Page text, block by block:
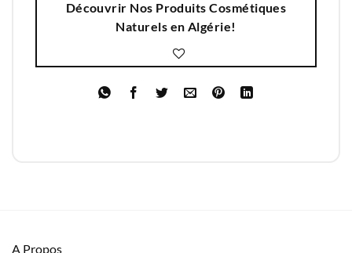
Découvrir Nos Produits Cosmétiques
Naturels en Algérie!
A Propos